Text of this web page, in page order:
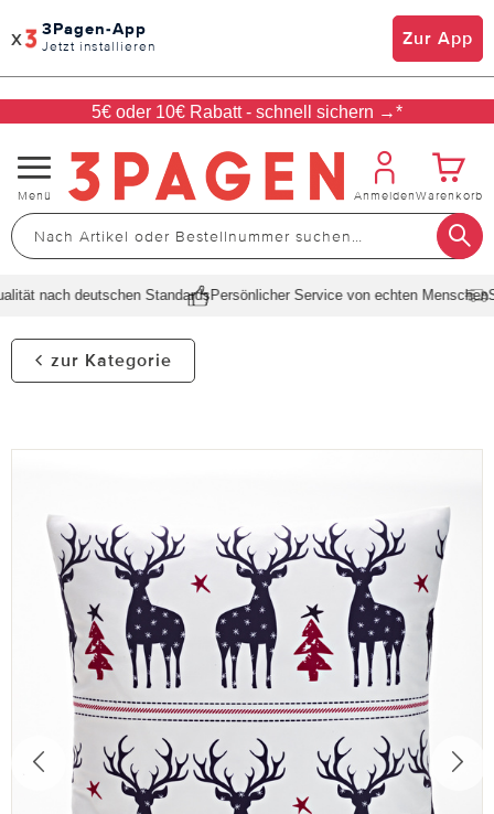
x 3Pagen-App
Jetzt installieren Zur App
5€ oder 10€ Rabatt - schnell sichern →*
Navigation
umschalten
Menü AnmeldenWarenkorb
nach deutschen StandardsPersönlicher Service von echten Menschen
zur Kategorie